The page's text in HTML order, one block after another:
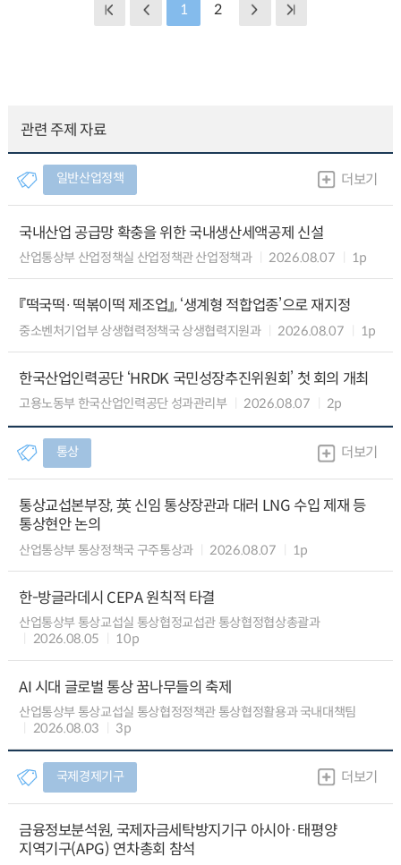
1 2
관련 주제 자료
일반산업정책 더보기
국내산업 공급망 확충을 위한 국내생산세액공제 신설
산업통상부 산업정책실 산업정책관 산업정책과 2026.08.07 1p
『떡국떡·떡볶이떡 제조업』, ‘생계형 적합업종’으로 재지정
중소벤처기업부 상생협력정책국 상생협력지원과 2026.08.07 1p
한국산업인력공단 ‘HRDK 국민성장추진위원회’ 첫 회의 개최
고용노동부 한국산업인력공단 성과관리부 2026.08.07 2p
통상 더보기
통상교섭본부장, 英 신임 통상장관과 대러 LNG 수입 제재 등
통상현안 논의
산업통상부 통상정책국 구주통상과 2026.08.07 1p
한-방글라데시 CEPA 원칙적 타결
산업통상부 통상교섭실 통상협정교섭관 통상협정협상총괄과
2026.08.05
10p
AI 시대 글로벌 통상 꿈나무들의 축제
산업통상부 통상교섭실 통상협정정책관 통상협정활용과 국내대책팀
2026.08.03
3p
국제경제기구 더보기
금융정보분석원, 국제자금세탁방지기구 아시아·태평양
지역기구(APG) 연차총회 참석